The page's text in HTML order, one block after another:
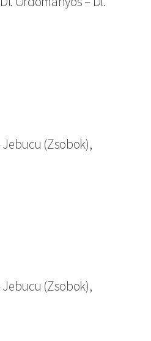
Jebucu (Zsobok),
Jebucu (Zsobok),